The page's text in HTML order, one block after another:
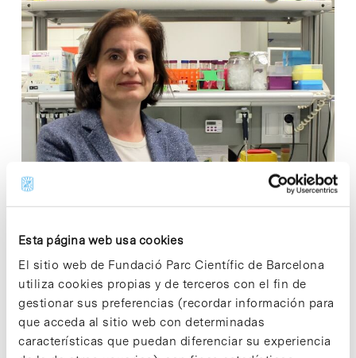
Esta página web usa cookies
El sitio web de Fundació Parc Científic de Barcelona
utiliza cookies propias y de terceros con el fin de
gestionar sus preferencias (recordar información para
que acceda al sitio web con determinadas
características que puedan diferenciar su experiencia
La biotecnológica Aromics –con sede en el Parc Científic de
Barcelona (PCB)– ha lanzado una campaña de
micromecenazgo por acciones (equity crowdfunding), a
través de la plataforma europea CapitalCell, con el objetivo
de recaudar 300.000 euros para…